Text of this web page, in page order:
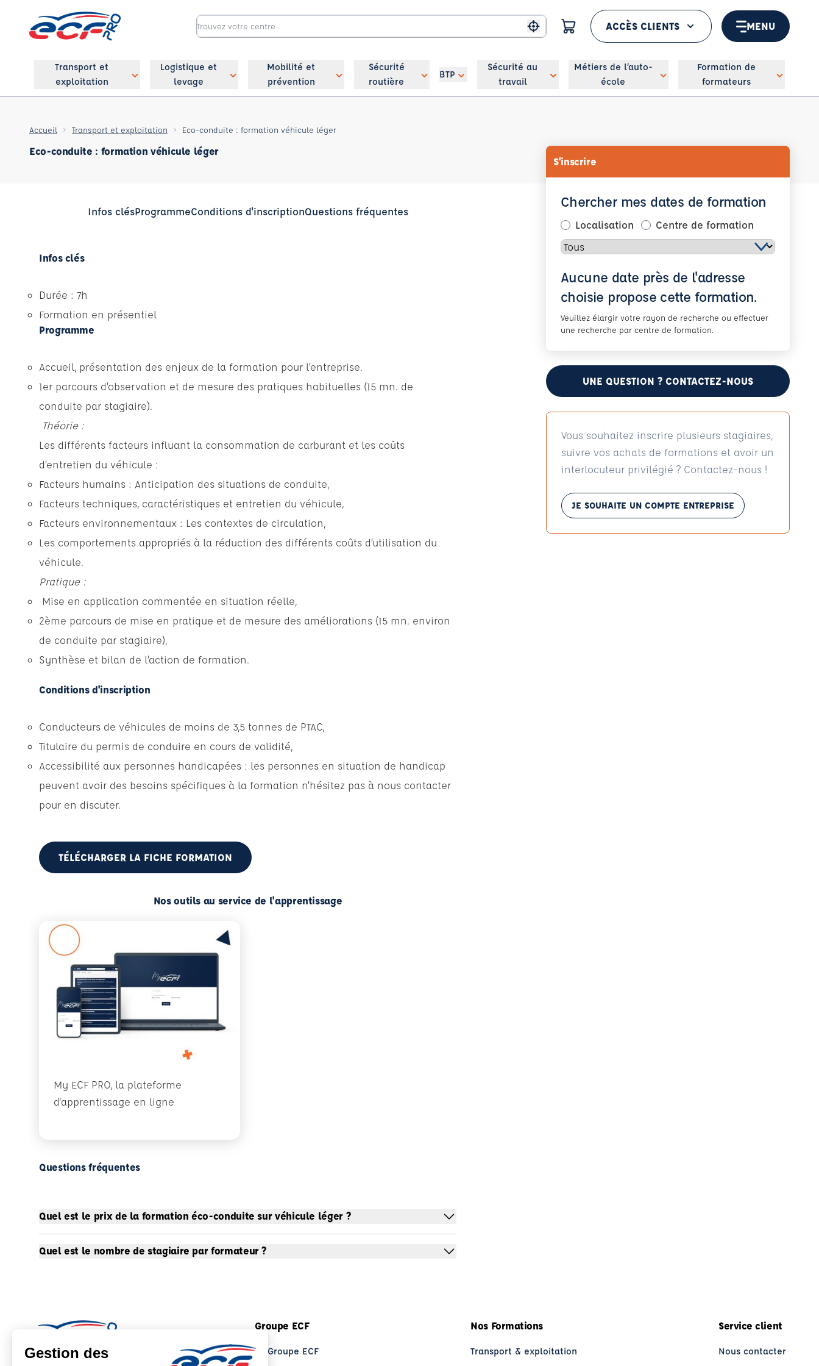
Me géolocaliser
ACCÈS CLIENTS MENU
Transport et
exploitation
Logistique et
levage
Mobilité et
prévention
Sécurité
routière
BTP
Sécurité au
travail
Métiers de l’auto-
école
Formation de
formateurs
Accueil Transport et exploitation Eco-conduite : formation véhicule léger
Eco-conduite : formation véhicule léger
Infos clésProgrammeConditions d'inscriptionQuestions fréquentes
Infos clés
Durée : 7h
Formation en présentiel
Programme
Accueil, présentation des enjeux de la formation pour l’entreprise.
1er parcours d’observation et de mesure des pratiques habituelles (15 mn. de
conduite par stagiaire).
Théorie :
Les différents facteurs influant la consommation de carburant et les coûts
d’entretien du véhicule :
Facteurs humains : Anticipation des situations de conduite,
Facteurs techniques, caractéristiques et entretien du véhicule,
Facteurs environnementaux : Les contextes de circulation,
Les comportements appropriés à la réduction des différents coûts d’utilisation du
véhicule.
Pratique :
Mise en application commentée en situation réelle,
2ème parcours de mise en pratique et de mesure des améliorations (15 mn. environ
de conduite par stagiaire),
Synthèse et bilan de l’action de formation.
Conditions d'inscription
Conducteurs de véhicules de moins de 3,5 tonnes de PTAC,
Titulaire du permis de conduire en cours de validité,
Accessibilité aux personnes handicapées : les personnes en situation de handicap
peuvent avoir des besoins spécifiques à la formation n’hésitez pas à nous contacter
pour en discuter.
TÉLÉCHARGER LA FICHE FORMATION
Nos outils au service de l'apprentissage
My ECF PRO, la plateforme
d'apprentissage en ligne
Questions fréquentes
Quel est le prix de la formation éco-conduite sur véhicule léger ?
Quel est le nombre de stagiaire par formateur ?
S'inscrire
Chercher mes dates de formation
Localisation Centre de formation
Aucune date près de l'adresse
choisie propose cette formation.
Veuillez élargir votre rayon de recherche ou effectuer
une recherche par centre de formation.
UNE QUESTION ? CONTACTEZ-NOUS
Vous souhaitez inscrire plusieurs stagiaires,
suivre vos achats de formations et avoir un
interlocuteur privilégié ? Contactez-nous !
JE SOUHAITE UN COMPTE ENTREPRISE
Groupe ECF
Le Groupe ECF
Nos Formations
Transport & exploitation
Service client
Nous contacter